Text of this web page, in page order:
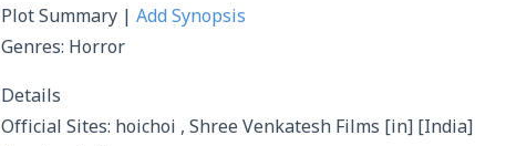
Plot Summary | Add Synopsis
Genres: Horror
Details
Official Sites: hoichoi , Shree Venkatesh Films [in] [India]